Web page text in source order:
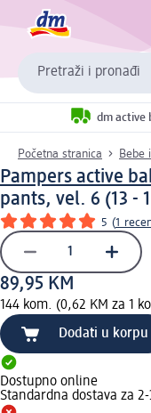
Pretraži i pronađi
dm active
Početna stranica Bebe
Pampers active
pants, vel. 6 (13 -
5 (1
89,95 KM
144 kom. (0,62 KM za 1
Dodati u korpu
Dostupno online
Standardna dostava za